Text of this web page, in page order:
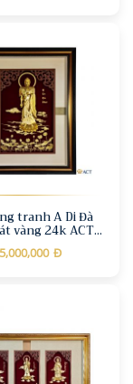
tranh A Di Đà
ISO 9001:2015
Đ